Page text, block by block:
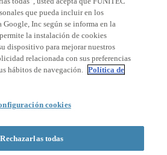
- URL |
que pueda incluir en los
Google, Inc según se informa en la
la instalación de cookies
dispositivo para mejorar nuestros
relacionada con sus preferencias
hábitos de navegación. Política de
cookies
Rechazarlas todas